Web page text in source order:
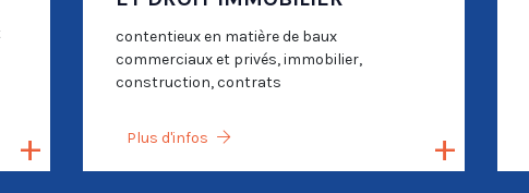
contentieux en matière de baux
commerciaux et privés, immobilier,
construction, contrats
Plus d'infos